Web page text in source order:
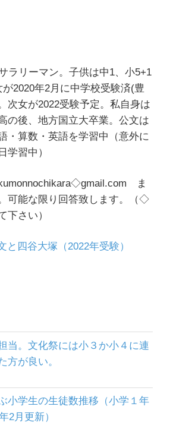
ラリーマン。子供は中1、小5+1
が2020年2月に中学校受験済(豊
次女が2022受験予定。私自身は
の後、地方国立大卒業。公文は
・算数・英語を学習中（意外に
学習中）
ま
可能な限り回答致します。（◇
下さい）
と四谷大塚（2022年受験）
当。文化祭には小３か小４に連
方が良い。
小学生の生徒数推移（小学１年
2月更新）